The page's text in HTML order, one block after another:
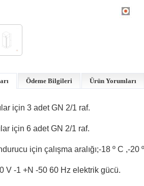
Ödeme Bilgileri Ürün Yorumları
için 3 adet GN 2/1 raf.
için 6 adet GN 2/1 raf.
için çalışma aralığı;-18 º C ,-20
V -1 +N -50 60 Hz elektrik gücü.